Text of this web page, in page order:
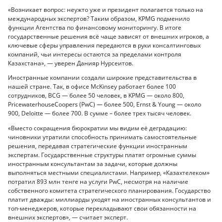
«Возникает вопрос: неужто уже и президент полагается только на
международных экспертов? Таким образом, KPMG подменило
функции Агентства по финансовому мониторингу. В итоге
государственные решения всё чаще зависят от внешних игроков, а
ключевые сферы управления передаются в руки консалтинговых
компаний, чьи интересы остаются за пределами контроля
Казахстана», — уверен Данияр Нурсеитов.
Иностранные компании создали широкие представительства в
нашей стране. Так, в офисе McKinsey работает более 100
сотрудников, BCG — более 50 человек, в KPMG — около 800,
PricewaterhouseCoopers (PwC) — более 500, Ernst & Young — около
900, Deloitte — более 700. В сумме – более трех тысяч человек.
«Вместо сокращения бюрократии мы видим её деградацию:
чиновники утратили способность принимать самостоятельные
решения, передавая стратегические функции иностранным
экспертам. Государственные структуры платят огромные суммы
иностранным консультантам за задачи, которые должны
выполняться местными специалистами. Например, «Казахтелеком»
потратил 893 млн тенге на услуги PwC, несмотря на наличие
собственного комитета стратегического планирования. Государство
платит дважды: миллиарды уходят на иностранных консультантов и
топ-менеджеров, которые перекладывают свои обязанности на
внешних экспертов», — считает эксперт.